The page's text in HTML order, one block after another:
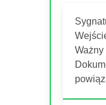
Ważny